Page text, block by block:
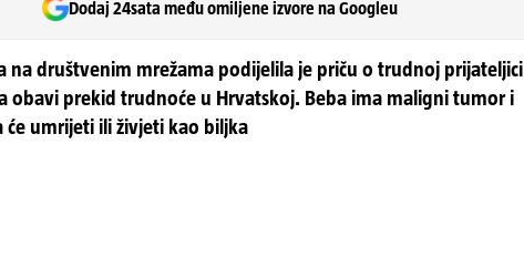
Dodaj 24sata među omiljene izvore na Googleu
na društvenim mrežama podijelila je priču o trudnoj prijateljici
obavi prekid trudnoće u Hrvatskoj. Beba ima maligni tumor i
će umrijeti ili živjeti kao biljka